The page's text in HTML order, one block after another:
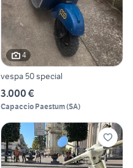
4
vespa 50 special
3.000 €
Capaccio Paestum(SA)